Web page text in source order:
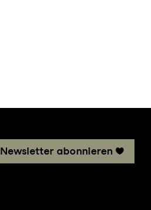
Newsletter abonnieren